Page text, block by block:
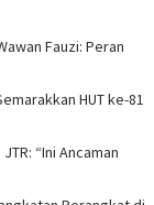
Fauzi: Peran
HUT ke-81
“Ini Ancaman